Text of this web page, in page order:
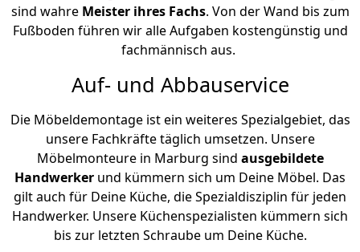
sind wahre Meister ihres Fachs. Von der Wand bis zum
Fußboden führen wir alle Aufgaben kostengünstig und
fachmännisch aus.
Auf- und Abbauservice
Die Möbeldemontage ist ein weiteres Spezialgebiet, das
unsere Fachkräfte täglich umsetzen. Unsere
Möbelmonteure in Marburg sind ausgebildete
Handwerker und kümmern sich um Deine Möbel. Das
gilt auch für Deine Küche, die Spezialdisziplin für jeden
Handwerker. Unsere Küchenspezialisten kümmern sich
bis zur letzten Schraube um Deine Küche.